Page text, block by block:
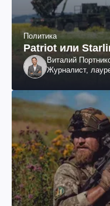
Политика
Patriot или
Виталий
Журналист,